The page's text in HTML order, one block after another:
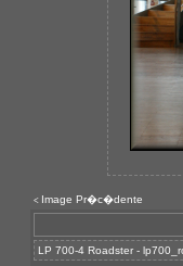
< Image Pr�c�dente
LP 700-4 Roadster -